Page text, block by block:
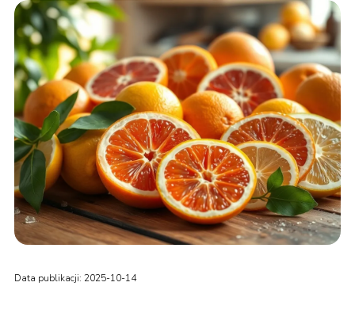
Data publikacji: 2025-10-14